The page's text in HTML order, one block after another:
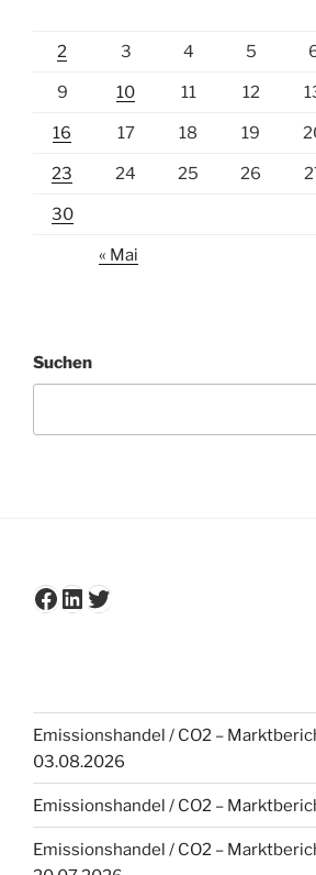
2 3 4 5
9 10 11 12
16 17 18 19
23 24 25 26
30
« Mai
Suchen
Facebook
LinkedIn
Twitter
Emissionshandel / CO2 –
03.08.2026
Emissionshandel / CO2 –
Emissionshandel / CO2 –